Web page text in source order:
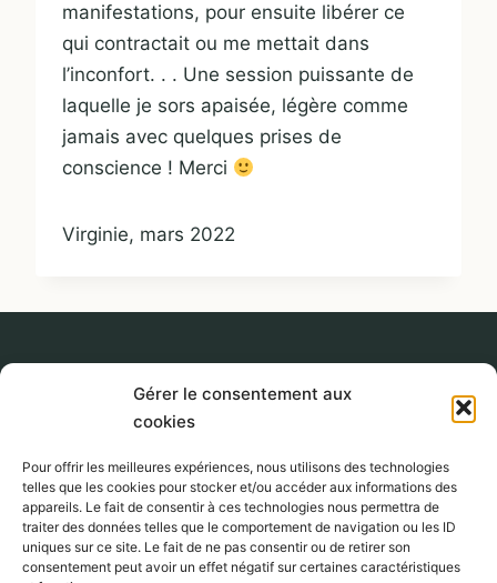
Gérer le consentement aux
cookies
Pour offrir les meilleures expériences, nous utilisons des technologies
telles que les cookies pour stocker et/ou accéder aux informations des
appareils. Le fait de consentir à ces technologies nous permettra de
traiter des données telles que le comportement de navigation ou les ID
uniques sur ce site. Le fait de ne pas consentir ou de retirer son
consentement peut avoir un effet négatif sur certaines caractéristiques
manifestations, pour ensuite libérer ce
qui contractait ou me mettait dans
l’inconfort. . . Une session puissante de
laquelle je sors apaisée, légère comme
jamais avec quelques prises de
conscience ! Merci
Virginie, mars 2022
2017-2026
Lumière
Lucia
Conscience.
Tous droits
06 80
67 01
25